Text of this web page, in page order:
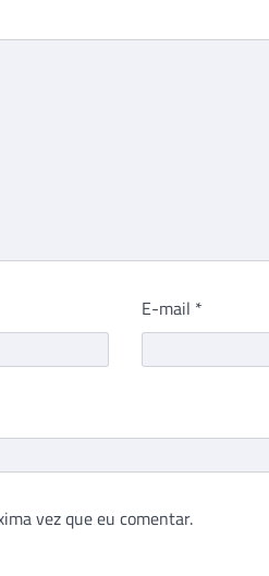
E-mail *
vez que eu comentar.